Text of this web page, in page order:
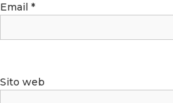
Email *
Sito web